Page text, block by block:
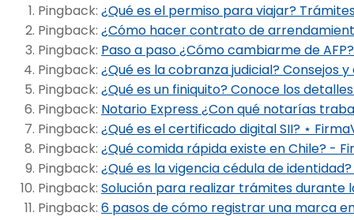
Pingback: ¿Qué es el permiso para viajar?
Pingback: ¿Cómo hacer contrato de
Pingback: Paso a paso ¿Cómo cambiarme de
Pingback: ¿Qué es la cobranza judicial? Consejos
Pingback: ¿Qué es un finiquito? Conoce los
Pingback: Notario Express ¿Con qué notarías
Pingback: ¿Qué es el certificado digital SII? ⋆
Pingback: ¿Qué comida rápida existe en Chile? -
Pingback: ¿Qué es la vigencia cédula de
Pingback: Solución para realizar trámites durante
Pingback: 6 pasos de cómo registrar una marca